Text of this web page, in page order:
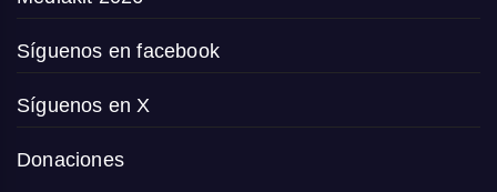
Síguenos en facebook
Síguenos en X
Donaciones